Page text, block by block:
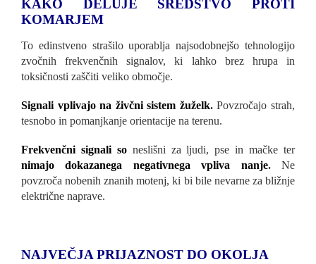
KAKO DELUJE SREDSTVO PROTI
KOMARJEM
To edinstveno strašilo uporablja najsodobnejšo tehnologijo
zvočnih frekvenčnih signalov, ki lahko brez hrupa in
toksičnosti zaščiti veliko območje.
Signali vplivajo na živčni sistem žuželk.Povzročajo strah,
tesnobo in pomanjkanje orientacije na terenu.
Frekvenčni signali so neslišni za ljudi, pse in mačke ter
nimajo dokazanega negativnega vpliva nanje.Ne
povzroča nobenih znanih motenj, ki bi bile nevarne za bližnje
električne naprave.
NAJVEČJA PRIJAZNOST DO OKOLJA